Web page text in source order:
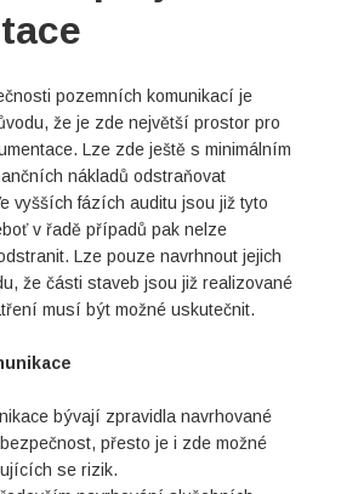
pozemních komunikací je
že je zde největší prostor pro
Lze zde ještě s minimálním
nákladů odstraňovat
vyšších fázích auditu jsou již tyto
v řadě případů pak nelze
Lze pouze navrhnout jejich
že části staveb jsou již realizované
musí být možné uskutečnit.
bývají zpravidla navrhované
přesto je i zde možné
se rizik.